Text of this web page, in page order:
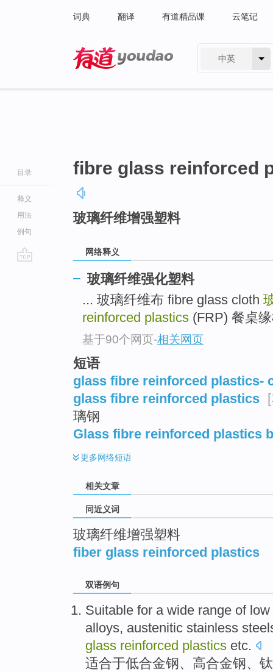
词典 翻译 有道精品课 云笔记
中英
目录
释义
用法
例句
fibre glass reinforced
玻璃纤维增强塑料
网络释义
玻璃纤维强化塑料
... 玻璃纤维布 fibre glass cloth
reinforced plastics (FRP) 餐桌
基于90个网页-相关网页
短语
glass fibre reinforced plastics-
glass fibre reinforced plastics
璃钢
Glass fibre reinforced plastics
更多网络短语
相关文章
同近义词
玻璃纤维增强塑料
fiber glass reinforced plastics
双语例句
Suitable for a wide range of low
alloys, austenitic stainless
glass reinforced plastics etc.
适合于低合金钢、 高合金钢、